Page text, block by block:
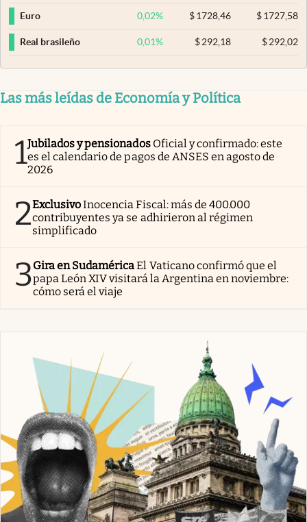
Euro 0,02% $ 1728,46 $1727,58
Real brasileño 0,01% $ 292,18 $292,02
Las más leídas de Economía y Política
1Jubilados y pensionados Oficial y confirmado: este
es el calendario de pagos de ANSES en agosto de
2026
2ExclusivoInocencia Fiscal: más de 400.000
contribuyentes ya se adhirieron al régimen
simplificado
3Gira en SudaméricaEl Vaticano confirmó que el
papa León XIV visitará la Argentina en noviembre:
cómo será el viaje